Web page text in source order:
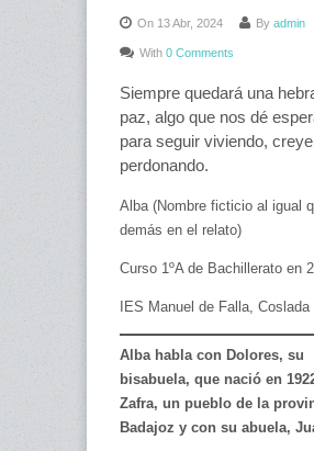
On 13 Abr, 2024 By admin
With 0 Comments
Siempre quedará una
paz, algo que nos dé
para seguir viviendo,
perdonando.
Alba (Nombre ficticio al igual
demás en el relato)
Curso 1ºA de Bachillerato en
IES Manuel de Falla, Coslada
Alba habla con Dolores, su
bisabuela, que nació en
Zafra, un pueblo de la
Badajoz y con su abuela,